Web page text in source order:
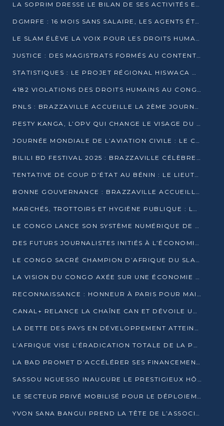
LA SOPRIM DRESSE LE BILAN DE SES ACTIVITÉS ET FIXE DE NOUVELLES PRIORITÉS
DGMRFE : 16 MOIS SANS SALAIRE, LES AGENTS ÉTOUFFENT DANS LE SILENCE
LE SLAM ÉLÈVE LA VOIX POUR LES DROITS HUMAINS À BRAZZAVILLE
JUSTICE : DES MAGISTRATS FORMÉS AU CONTENTIEUX DE LA PROPRIÉTÉ INTELLECTUELLE
STATISTIQUES : LE PROJET RÉGIONAL HISWACA OFFICIELLEMENT LANCÉ AU CONGO
4182 VIOLATIONS DES DROITS HUMAINS AU CONGO EN 2025 SELON LE CAD
PNLS : BRAZZAVILLE ACCUEILLE LA 2ÈME JOURNÉE SCIENTIFIQUE SUR LE VIH/SIDA
PESTY KANGA, L’OPV QUI CHANGE LE VISAGE DU REPORTAGE AU CONGO
JOURNÉE MONDIALE DE L’AVIATION CIVILE : LE CONGO MISE SUR L’INNOVATION ET LA SÉCURITÉ
BILILI BD FESTIVAL 2025 : BRAZZAVILLE CÉLÈBRE DIX ANS DE CRÉATION GRAPHIQUE AFRICAINE
TENTATIVE DE COUP D’ÉTAT AU BÉNIN : LE LIEUTENANT-COLONEL TIGRI S’AUTOPROCLAME CHEF D’UN COMITÉ MILITAIRE
BONNE GOUVERNANCE : BRAZZAVILLE ACCUEILLE LES PREMIÈRES JOURNÉES CONGOLAISES DE L’ÉVALUATION
MARCHÉS, TROTTOIRS ET HYGIÈNE PUBLIQUE : LE GOUVERNEMENT DURCIT LE TON
LE CONGO LANCE SON SYSTÈME NUMÉRIQUE DE VÉRIFICATION DU BOIS
DES FUTURS JOURNALISTES INITIÉS À L’ÉCONOMIE BLEUE DURABLE
LE CONGO SACRÉ CHAMPION D’AFRIQUE DU SLAM 2025
LA VISION DU CONGO AXÉE SUR UNE ÉCONOMIE BAS CARBONE AU RENDEZ-VOUS DE MONACO 2025
RECONNAISSANCE : HONNEUR À PARIS POUR MAIXENT RAOUL OMINGA
CANAL+ RELANCE LA CHAÎNE CAN ET DÉVOILE UNE OFFRE EXCEPTIONNELLE POUR DÉCEMBRE
LA DETTE DES PAYS EN DÉVELOPPEMENT ATTEINT UN SOMMET HISTORIQUE ENTRE 2022 ET 2024
L’AFRIQUE VISE L’ÉRADICATION TOTALE DE LA POLIOMYÉLITE D’ICI 2026
LA BAD PROMET D’ACCÉLÉRER SES FINANCEMENTS AVEC LE MINISTÈRE DE L’ASSAINISSEMENT
SASSOU NGUESSO INAUGURE LE PRESTIGIEUX HÔTEL KEMPINSKI BRAZZAVILLE
LE SECTEUR PRIVÉ MOBILISÉ POUR LE DÉPLOIEMENT DE 19 MINI-CENTRALES SOLAIRES
YVON SANA BANGUI PREND LA TÊTE DE L’ASSOCIATION DES BANQUES CENTRALES AFRICAINES